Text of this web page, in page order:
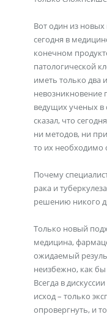
Вот один из
сегодня в
конечном
патологической
иметь только два
невозникновение
ведущих ученых в
сказал, что
ни методов, ни
то их необходимо
Почему
рака и
решению никого
Только новый
медицина,
ожидаемый
неизбежно, как
Всегда в
исход – только
опровергнуть, и